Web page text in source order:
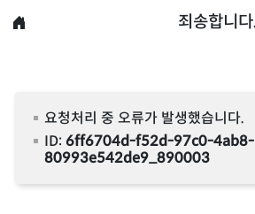
죄송합니다.
요청처리 중 오류가 발생했습니다.
ID:6ff6704d-f52d-97c0-4ab8-
80993e542de9_890003